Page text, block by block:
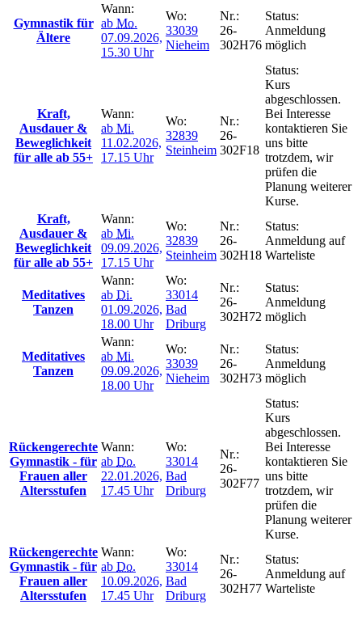
Gymnastik für
Ältere
Wann:
ab Mo.
07.09.2026,
15.30 Uhr
Wo:
33039
Nieheim
Nr.:
26-
302H76
Status:
Anmeldung
möglich
Kraft,
Ausdauer &
Beweglichkeit
für alle ab 55+
Wann:
ab Mi.
11.02.2026,
17.15 Uhr
Wo:
32839
Steinheim
Nr.:
26-
302F18
Status:
Kurs
abgeschlossen.
Bei Interesse
kontaktieren Sie
uns bitte
trotzdem, wir
prüfen die
Planung weiterer
Kurse.
Kraft,
Ausdauer &
Beweglichkeit
für alle ab 55+
Wann:
ab Mi.
09.09.2026,
17.15 Uhr
Wo:
32839
Steinheim
Nr.:
26-
302H18
Status:
Anmeldung auf
Warteliste
Meditatives
Tanzen
Wann:
ab Di.
01.09.2026,
18.00 Uhr
Wo:
33014
Bad
Driburg
Nr.:
26-
302H72
Status:
Anmeldung
möglich
Meditatives
Tanzen
Wann:
ab Mi.
09.09.2026,
18.00 Uhr
Wo:
33039
Nieheim
Nr.:
26-
302H73
Status:
Anmeldung
möglich
Rückengerechte
Gymnastik - für
Frauen aller
Altersstufen
Wann:
ab Do.
22.01.2026,
17.45 Uhr
Wo:
33014
Bad
Driburg
Nr.:
26-
302F77
Status:
Kurs
abgeschlossen.
Bei Interesse
kontaktieren Sie
uns bitte
trotzdem, wir
prüfen die
Planung weiterer
Kurse.
Rückengerechte
Gymnastik - für
Frauen aller
Altersstufen
Wann:
ab Do.
10.09.2026,
17.45 Uhr
Wo:
33014
Bad
Driburg
Nr.:
26-
302H77
Status:
Anmeldung auf
Warteliste